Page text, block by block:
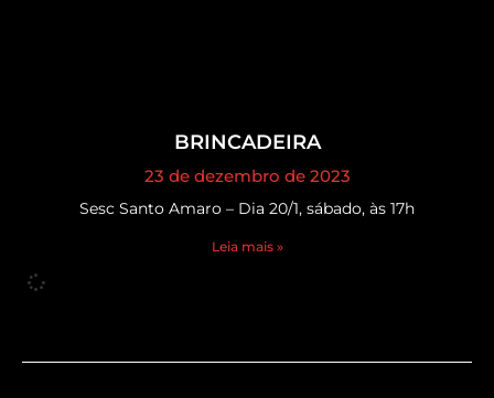
BRINCADEIRA
23 de dezembro de 2023
Sesc Santo Amaro – Dia 20/1, sábado, às 17h
Leia mais »